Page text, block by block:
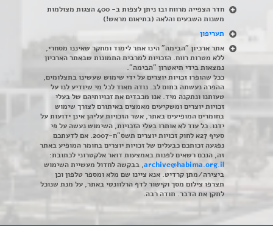
חדר הצפייה מרווח ובו ניתן לצפות ב- 400 הצגות מצולמות
משנות השבעים והלאה (בתיאום מראש!)
תעריפון
אתר ארכיון "הבימה" הינו אתר לימוד ומחקר שאיננו מסחרי,
ללא מטרות רווח. הזכויות למרבית התמונות שבאתר הארכיון
נמצאות בידי תיאטרון "הבימה".
ככל שהופרו זכויות יוצרים על ידי שימוש שעשינו בתצלומים,
ההפרה נעשתה בתום לב. נודה מאוד לכל מי שיודיע לנו על
טעותנו ונתקנה מיד. אנו מכבדים את זכויותיהם של בעלי
זכויות יוצרים ומשקיעים מאמצים באיתורם לצורך שימוש
בחומרים המופיעים באתר, אשר הזכויות עליהן אינן ידועות על
ידנו. כל עוד לא אותרו בעלי הזכויות, השימוש נעשה על פי
סעיף 27א לחוק זכויות יוצרים תשס"ח-2007. אם לדעתכם
נפגעה זכותכם כבעלים של זכויות יוצרים בחומר המופיע באתר
זה, הנכם רשאים לפנות באמצעות דואר אלקטרוני לכתובת:
archive@habima.org.il, בבקשה לחדול מעשיית השימוש
ביצירה/מתן קרדיט. אנא ציינו שם מלא ומספר טלפון וכן
תצרפו צילום מסך וקישור לדף הרלוונטי באתר, על מנת שנוכל
לתקן את הדבר. תודה רבה.